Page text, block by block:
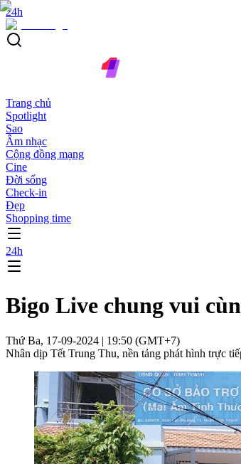
24h
Trang chủ
Spotlight
Sao
Âm nhạc
Cộng đồng mạng
Cine
Đời sống
Check-in
Đẹp
Shopping time
24h
Bigo Live chung vui
Thứ Ba, 17-09-2024 | 19:50 (GMT+7)
Nhân dịp Tết Trung Thu, nền tảng phát hình trực